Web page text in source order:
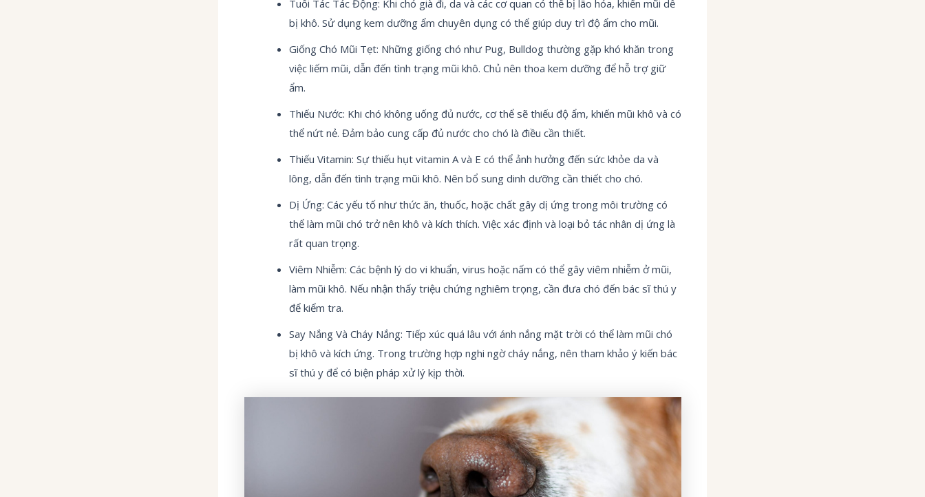
Tuổi Tác Tác Động: Khi chó già đi, da và các cơ quan có thể bị lão hóa, khiến mũi dễ
bị khô. Sử dụng kem dưỡng ẩm chuyên dụng có thể giúp duy trì độ ẩm cho mũi.
Giống Chó Mũi Tẹt: Những giống chó như Pug, Bulldog thường gặp khó khăn trong
việc liếm mũi, dẫn đến tình trạng mũi khô. Chủ nên thoa kem dưỡng để hỗ trợ giữ
ẩm.
Thiếu Nước: Khi chó không uống đủ nước, cơ thể sẽ thiếu độ ẩm, khiến mũi khô và có
thể nứt nẻ. Đảm bảo cung cấp đủ nước cho chó là điều cần thiết.
Thiếu Vitamin: Sự thiếu hụt vitamin A và E có thể ảnh hưởng đến sức khỏe da và
lông, dẫn đến tình trạng mũi khô. Nên bổ sung dinh dưỡng cần thiết cho chó.
Dị Ứng: Các yếu tố như thức ăn, thuốc, hoặc chất gây dị ứng trong môi trường có
thể làm mũi chó trở nên khô và kích thích. Việc xác định và loại bỏ tác nhân dị ứng là
rất quan trọng.
Viêm Nhiễm: Các bệnh lý do vi khuẩn, virus hoặc nấm có thể gây viêm nhiễm ở mũi,
làm mũi khô. Nếu nhận thấy triệu chứng nghiêm trọng, cần đưa chó đến bác sĩ thú y
để kiểm tra.
Say Nắng Và Cháy Nắng: Tiếp xúc quá lâu với ánh nắng mặt trời có thể làm mũi chó
bị khô và kích ứng. Trong trường hợp nghi ngờ cháy nắng, nên tham khảo ý kiến bác
sĩ thú y để có biện pháp xử lý kịp thời.